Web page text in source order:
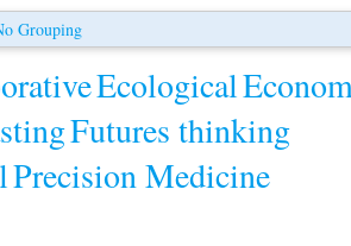
Grouping
Ecological
Futures thinking
Precision Medicine